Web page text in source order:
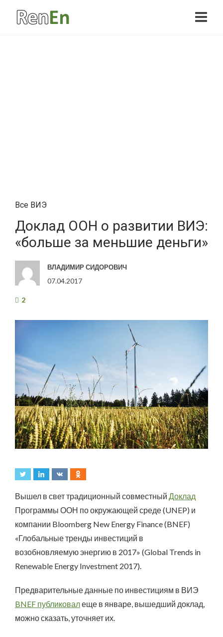
Все ВИЭ
Доклад ООН о развитии ВИЭ:
«больше за меньшие деньги»
ВЛАДИМИР СИДОРОВИЧ
07.04.2017
2
Вышел в свет традиционный совместный Доклад
Программы ООН по окружающей среде (UNEP) и
компании Bloomberg New Energy Finance (BNEF)
«Глобальные тренды инвестиций в
возобновляемую энергию в 2017» (Global Trends in
Renewable Energy Investment 2017).
Предварительные данные по инвестициям в ВИЭ
BNEF публиковалеще в январе, вышедший доклад,
можно сказать, уточняет их.